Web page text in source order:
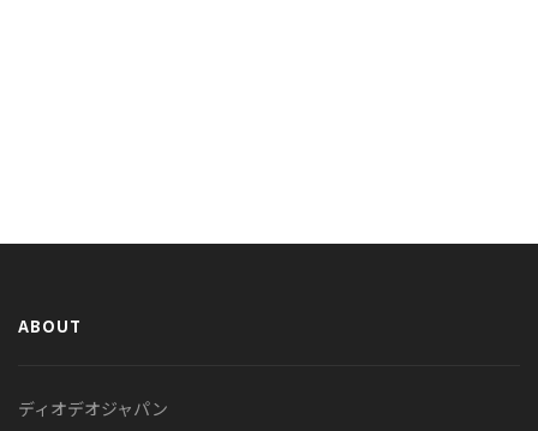
ABOUT
ディオデオジャパン